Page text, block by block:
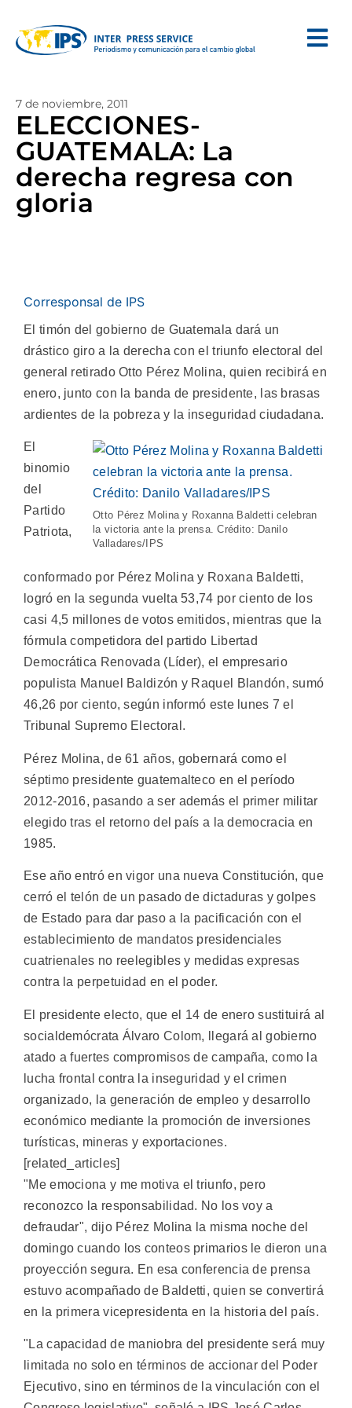
7 de noviembre, 2011
ELECCIONES-
GUATEMALA: La
derecha regresa con
gloria
Corresponsal de IPS
El timón del gobierno de Guatemala dará un
drástico giro a la derecha con el triunfo electoral del
general retirado Otto Pérez Molina, quien recibirá en
enero, junto con la banda de presidente, las brasas
ardientes de la pobreza y la inseguridad ciudadana.
Otto Pérez Molina y Roxanna Baldetti celebran
la victoria ante la prensa. Crédito: Danilo
Valladares/IPS
El
binomio
del
Partido
Patriota,
conformado por Pérez Molina y Roxana Baldetti,
logró en la segunda vuelta 53,74 por ciento de los
casi 4,5 millones de votos emitidos, mientras que la
fórmula competidora del partido Libertad
Democrática Renovada (Líder), el empresario
populista Manuel Baldizón y Raquel Blandón, sumó
46,26 por ciento, según informó este lunes 7 el
Tribunal Supremo Electoral.
Pérez Molina, de 61 años, gobernará como el
séptimo presidente guatemalteco en el período
2012-2016, pasando a ser además el primer militar
elegido tras el retorno del país a la democracia en
1985.
Ese año entró en vigor una nueva Constitución, que
cerró el telón de un pasado de dictaduras y golpes
de Estado para dar paso a la pacificación con el
establecimiento de mandatos presidenciales
cuatrienales no reelegibles y medidas expresas
contra la perpetuidad en el poder.
El presidente electo, que el 14 de enero sustituirá al
socialdemócrata Álvaro Colom, llegará al gobierno
atado a fuertes compromisos de campaña, como la
lucha frontal contra la inseguridad y el crimen
organizado, la generación de empleo y desarrollo
económico mediante la promoción de inversiones
turísticas, mineras y exportaciones.
[related_articles]
"Me emociona y me motiva el triunfo, pero
reconozco la responsabilidad. No los voy a
defraudar", dijo Pérez Molina la misma noche del
domingo cuando los conteos primarios le dieron una
proyección segura. En esa conferencia de prensa
estuvo acompañado de Baldetti, quien se convertirá
en la primera vicepresidenta en la historia del país.
"La capacidad de maniobra del presidente será muy
limitada no solo en términos de accionar del Poder
Ejecutivo, sino en términos de la vinculación con el